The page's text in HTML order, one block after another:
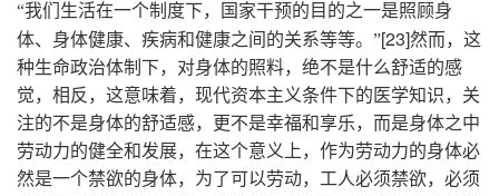
“我们生活在一个制度下，国家干预的目的之一是照顾身
体、身体健康、疾病和健康之间的关系等等。”[23]然而，这
种生命政治体制下，对身体的照料，绝不是什么舒适的感
觉，相反，这意味着，现代资本主义条件下的医学知识，关
注的不是身体的舒适感，更不是幸福和享乐，而是身体之中
劳动力的健全和发展，在这个意义上，作为劳动力的身体必
然是一个禁欲的身体，为了可以劳动，工人必须禁欲，必须